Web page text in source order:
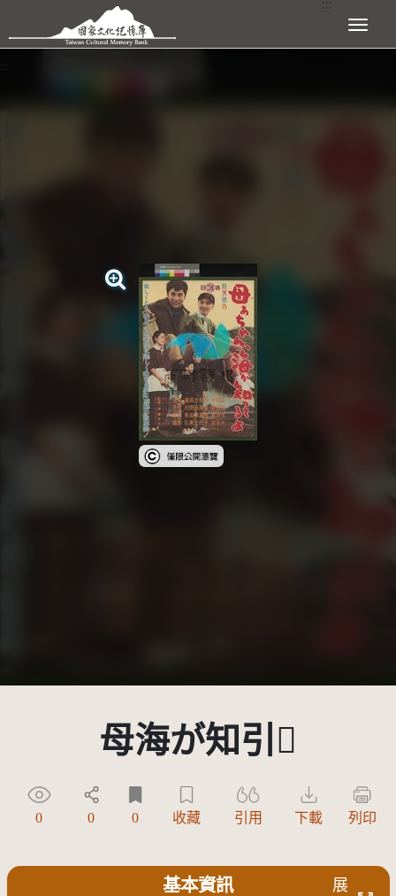
跳到主要內容區塊 展開選單
:::
受著作權法保護-僅限於本平台有限度公開瀏
母海が知引
0 0 0 收藏 引用 下載 列印
基本資訊
展